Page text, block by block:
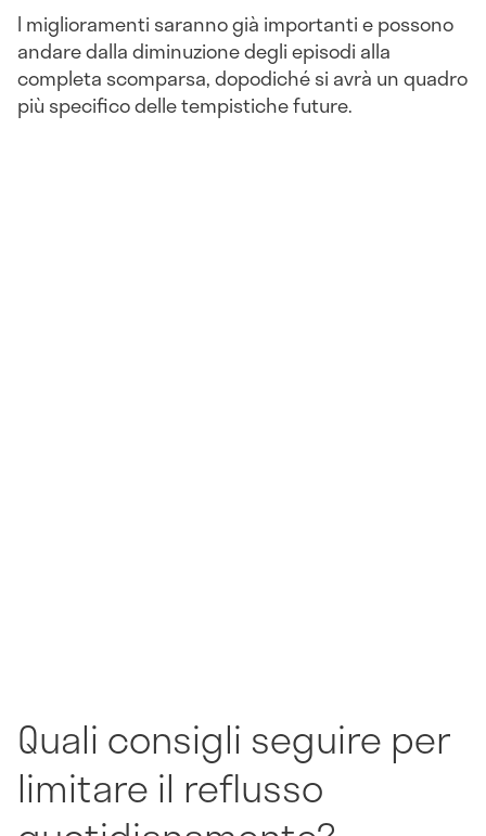
I miglioramenti saranno già importanti e possono
andare dalla diminuzione degli episodi alla
completa scomparsa, dopodiché si avrà un quadro
più specifico delle tempistiche future.
Quali consigli seguire per
limitare il reflusso